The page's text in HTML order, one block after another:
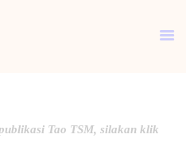
TAO
Tao TSM, silakan klik